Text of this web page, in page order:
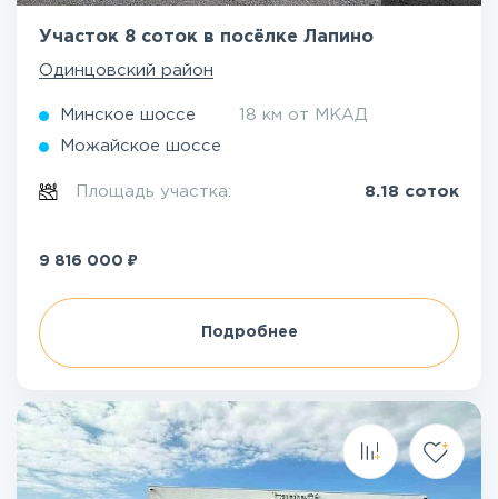
Участок 8 соток в посёлке Лапино
Одинцовский район
Минское шоссе 18 км от МКАД
Можайское шоссе
Площадь участка: 8.18 соток
9 816 000 ₽
Подробнее